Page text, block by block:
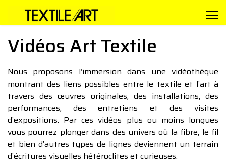
Vidéos Art Textile
Nous proposons l’immersion dans une vidéothèque
montrant des liens possibles entre le textile et l’art à
travers des œuvres originales, des installations, des
performances, des entretiens et des visites
d’expositions. Par ces vidéos plus ou moins longues
vous pourrez plonger dans des univers où la fibre, le fil
et bien d’autres types de lignes deviennent un terrain
d’écritures visuelles hétéroclites et curieuses.